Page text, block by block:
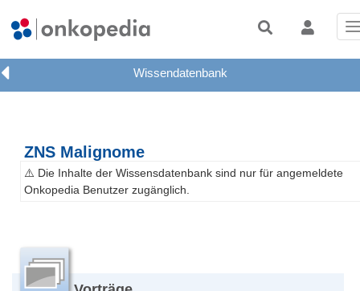
ZNS Malignome
⚠️ Die Inhalte der Wissensdatenbank sind nur für angemeldete
Onkopedia Benutzer zugänglich.